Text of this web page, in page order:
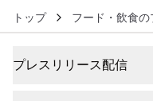
トップ フード・飲食
プレスリリース配信